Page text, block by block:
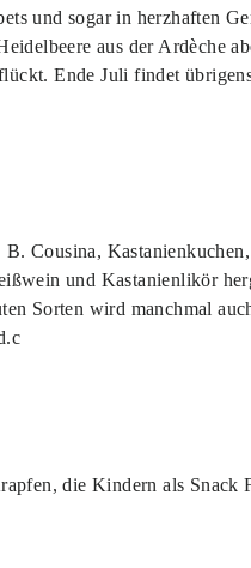
und sogar in herzhaften
aus der Ardèche
Ende Juli findet
Cousina,
und Kastanienlikör
Sorten wird manchmal
die Kindern als Snack